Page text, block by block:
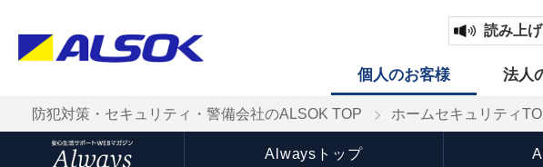
読み上
個人のお客様 法人
防犯対策・セキュリティ・警備会社のALSOK TOP ホームセキュリティ
Alwaysトップ